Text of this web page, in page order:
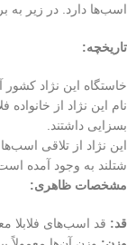
اسب‌ها دارد. در زیر به
تاریخچه:
خاستگاه این نژاد کشور
نام این نژاد از
بسزایی داشتند.
این نژاد از تلاقی
شتلند به وجود آمده
مشخصات ظاهری:
قد: قد اسب‌های فلابلا معمولاً بین 71 تا